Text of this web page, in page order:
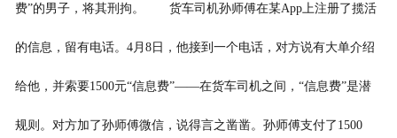
费”的男子，将其刑拘。 货车司机孙师傅在某App上注册了揽活
的信息，留有电话。4月8日，他接到一个电话，对方说有大单介绍
给他，并索要1500元“信息费”——在货车司机之间，“信息费”是潜
规则。对方加了孙师傅微信，说得言之凿凿。孙师傅支付了1500